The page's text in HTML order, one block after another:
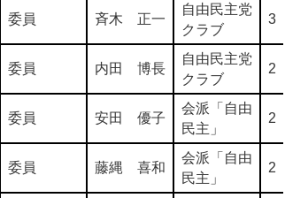
委員 斉木 正一
自由民主党
クラブ
3
委員 内田 博長
自由民主党
クラブ
2
委員 安田 優子
会派「自由
民主」
2
委員 藤縄 喜和
会派「自由
民主」
2